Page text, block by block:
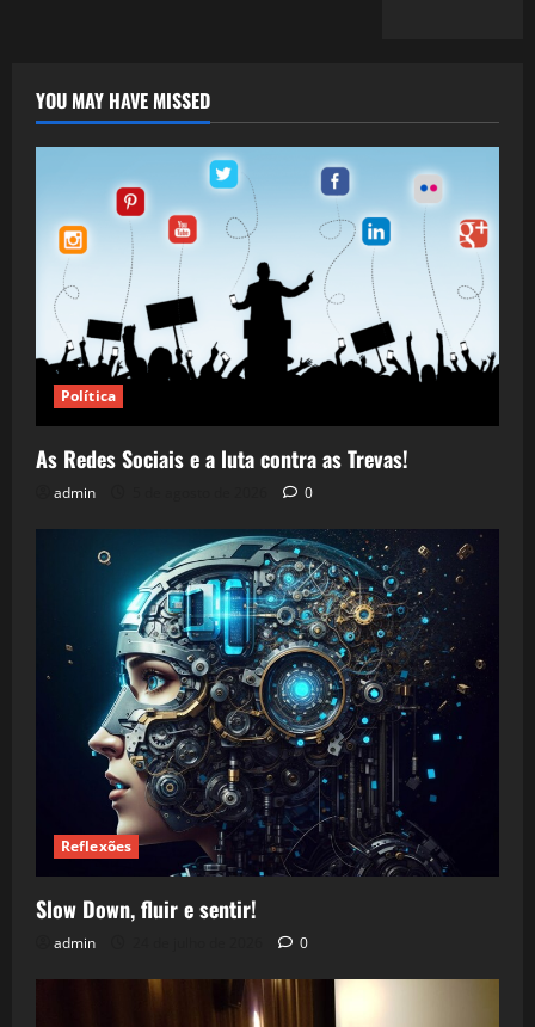
YOU MAY HAVE MISSED
Política
As Redes Sociais e a luta contra as Trevas!
admin 0
Reflexões
Slow Down, fluir e sentir!
admin 0